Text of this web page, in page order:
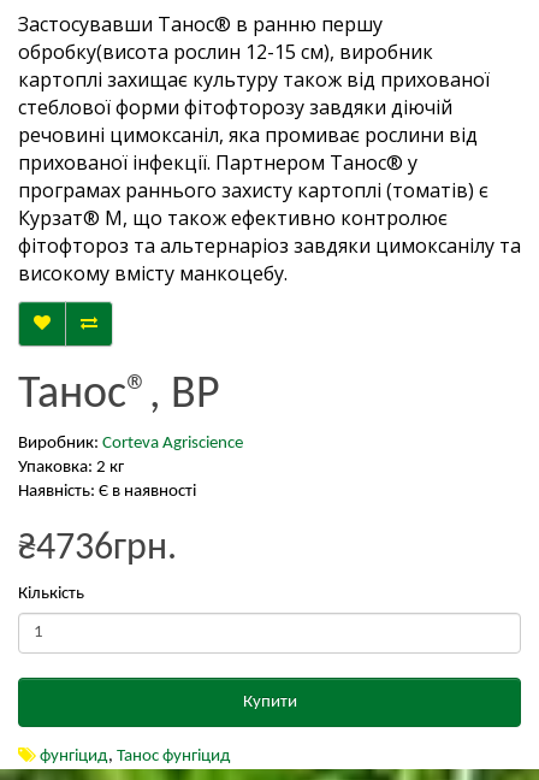
Застосувавши Танос® в ранню першу
обробку(висота рослин 12-15 см), виробник
картоплі захищає культуру також від прихованої
стеблової форми фітофторозу завдяки діючій
речовині цимоксаніл, яка промиває рослини від
прихованої інфекції. Партнером Танос® у
програмах раннього захисту картоплі (томатів) є
Курзат® М, що також ефективно контролює
фітофтороз та альтернаріоз завдяки цимоксанілу та
високому вмісту манкоцебу.
Танос®, ВР
Виробник: Corteva Agriscience
Упаковка: 2 кг
Наявність: Є в наявності
₴4736грн.
Кількість
Купити
фунгіцид, Танос фунгіцид